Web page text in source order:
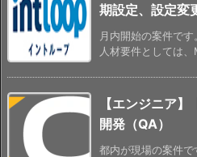
期設定、設定変
月内開始の案件です
人材要件としては
【エンジニア
開発（QA）
都内が現場の案件